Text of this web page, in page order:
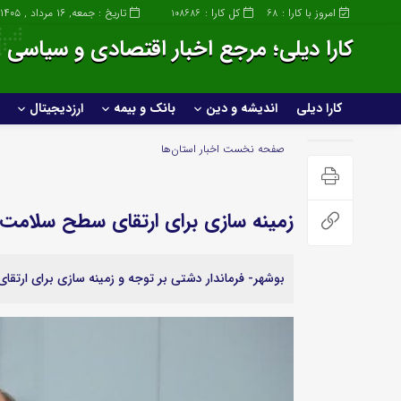
کل کارا : 108686 امروز با کارا : 68 تاریخ : جمعه, ۱۶ مرداد , ۱۴۰۵
کارا دیلی؛ مرجع اخبار اقتصادی و
کارا دیلی اندیشه و دین بانک و بیمه ارزدیجیتال
عمومی و سرگرمی
صفحه نخست اخبار استان‌ها
زمینه سازی برای ارتقای سطح
بوشهر- فرماندار دشتی بر توجه و زمینه سازی برای